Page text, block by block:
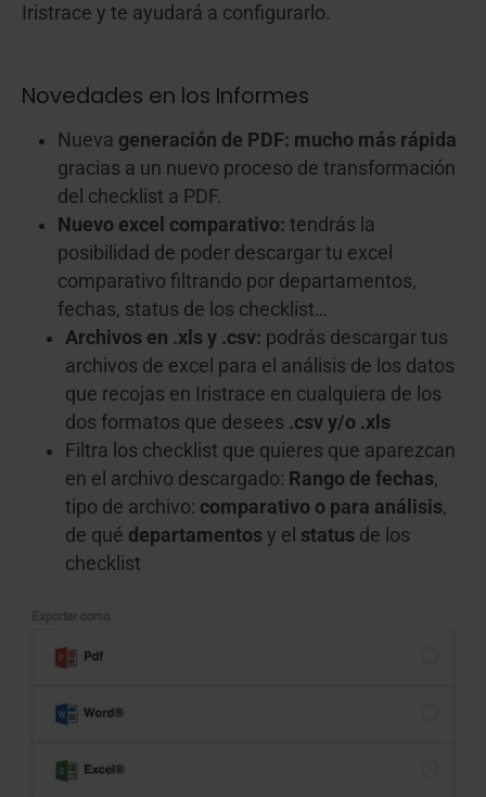
Iristrace y te ayudará a configurarlo.
Novedades en los Informes
Nueva generación de PDF: mucho más rápida
gracias a un nuevo proceso de transformación
del checklist a PDF.
Nuevo excel comparativo: tendrás la
posibilidad de poder descargar tu excel
comparativo filtrando por departamentos,
fechas, status de los checklist…
Archivos en .xls y .csv: podrás descargar tus
archivos de excel para el análisis de los datos
que recojas en Iristrace en cualquiera de los
dos formatos que desees .csv y/o .xls
Filtra los checklist que quieres que aparezcan
en el archivo descargado: Rango de fechas,
tipo de archivo: comparativo o para análisis,
de qué departamentos y el status de los
checklist